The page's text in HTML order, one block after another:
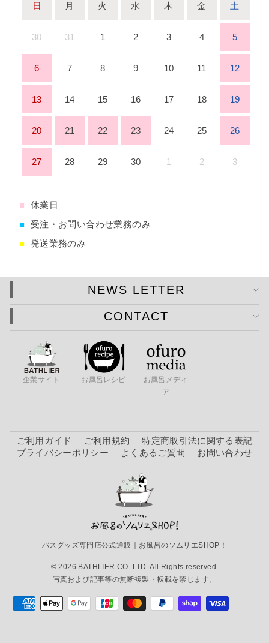
日 月 火 水 木 金 土
30 31 1 2 3 4 5
6 7 8 9 10 11 12
13 14 15 16 17 18 19
20 21 22 23 24 25 26
27 28 29 30 1 2 3
■
休業日
■
受注・お問い合わせ業務のみ
■ 発送業務のみ
NEWS LETTER
CONTACT
企業サイト お風呂レシピ
お風呂メディ
ア
ご利用ガイド ご利用規約
特定商取引法に関する表記
プライバシーポリシー
よくあるご質問 お問い合わせ
バスグッズ専門店公式通販｜お風呂のソムリエSHOP！
© 2026 BATHLIER CO. LTD. All Rights reserved.
写真および記事等の無断複製・転載を禁じます。